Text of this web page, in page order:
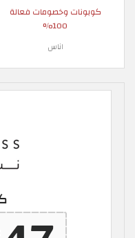
كوبونات وخصومات فعالة
100%
اناس